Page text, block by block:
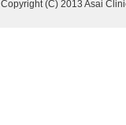
Copyright (C) 2013 Asai